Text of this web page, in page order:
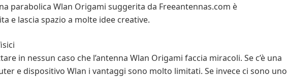
parabolica Wlan Origami suggerita da Freeantennas.com è
e lascia spazio a molte idee creative.
in nessun caso che l’antenna Wlan Origami faccia miracoli. Se c’è una
e dispositivo Wlan i vantaggi sono molto limitati. Se invece ci sono uno